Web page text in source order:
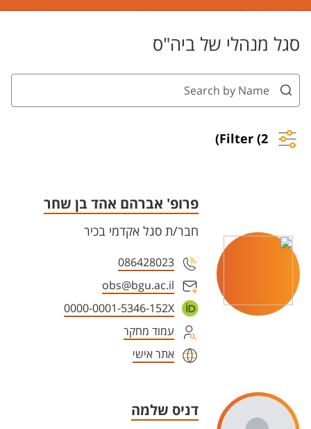
סגל מנהלי של ביה"ס
Filter (2)
פרופ' אברהם אהד בן שחר
חבר/ת סגל אקדמי בכיר
086428023
obs@bgu.ac.il
0000-0001-5346-152X
עמוד מחקר
אתר אישי
דניס שלמה